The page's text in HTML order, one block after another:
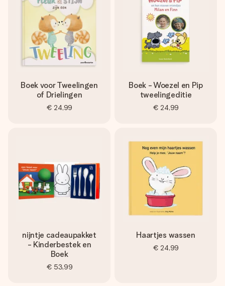
Boek voor Tweelingen
of Drielingen
€ 24,99
Boek - Woezel en Pip
tweelingeditie
€ 24,99
nijntje cadeaupakket
- Kinderbestek en
Boek
€ 53,99
Haartjes wassen
€ 24,99